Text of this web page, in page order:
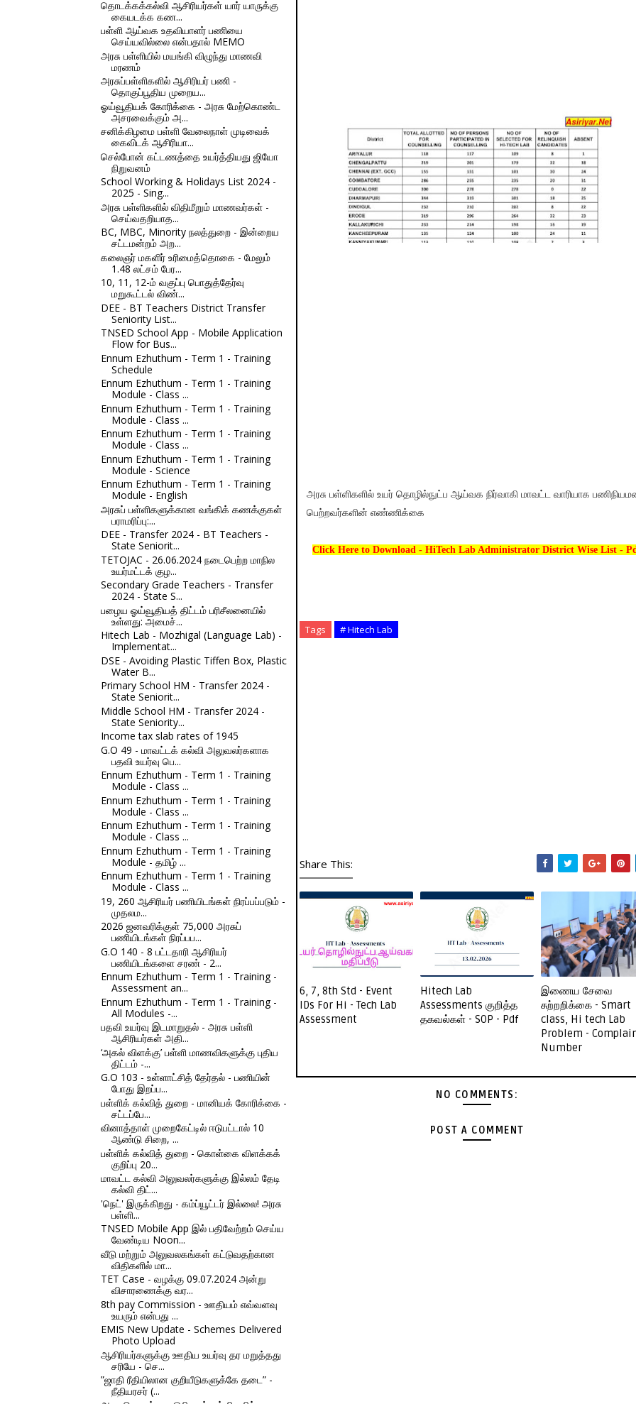
தொடக்கக்கல்வி ஆசிரியர்கள் யார் யாருக்கு
கையடக்க கண...
பள்ளி ஆய்வக உதவியாளர் பணியை
செய்யவில்லை என்பதால் MEMO
அரசு பள்ளியில் மயங்கி விழுந்து மாணவி
மரணம்
அரசுப்பள்ளிகளில் ஆசிரியர் பணி -
தொகுப்பூதிய முறைய...
ஓய்வூதியக் கோரிக்கை - அரசு மேற்கொண்ட
அசரவைக்கும் அ...
சனிக்கிழமை பள்ளி வேலைநாள் முடிவைக்
கைவிடக் ஆசிரியா...
செல்போன் கட்டணத்தை உயர்த்தியது ஜியோ
நிறுவனம்
School Working & Holidays List 2024 -
2025 - Sing...
அரசு பள்ளிகளில் விதிமீறும் மாணவர்கள் -
செய்வதறியாத...
BC, MBC, Minority நலத்துறை - இன்றைய
சட்டமன்றம் அற...
கலைஞர் மகளிர் உரிமைத்தொகை - மேலும்
1.48 லட்சம் பேர...
10, 11, 12-ம் வகுப்பு பொதுத்தேர்வு
மறுகூட்டல் விண்...
DEE - BT Teachers District Transfer
Seniority List...
TNSED School App - Mobile Application
Flow for Bus...
Ennum Ezhuthum - Term 1 - Training
Schedule
Ennum Ezhuthum - Term 1 - Training
Module - Class ...
Ennum Ezhuthum - Term 1 - Training
Module - Class ...
Ennum Ezhuthum - Term 1 - Training
Module - Class ...
Ennum Ezhuthum - Term 1 - Training
Module - Science
Ennum Ezhuthum - Term 1 - Training
Module - English
அரசுப் பள்ளிகளுக்கான வங்கிக் கணக்குகள்
பராமரிப்பு:...
DEE - Transfer 2024 - BT Teachers -
State Seniorit...
TETOJAC - 26.06.2024 நடைபெற்ற மாநில
உயர்மட்டக் குழ...
Secondary Grade Teachers - Transfer
2024 - State S...
பழைய ஓய்வூதியத் திட்டம் பரிசீலனையில்
உள்ளது: அமைச்...
Hitech Lab - Mozhigal (Language Lab) -
Implementat...
DSE - Avoiding Plastic Tiffen Box, Plastic
Water B...
Primary School HM - Transfer 2024 -
State Seniorit...
Middle School HM - Transfer 2024 -
State Seniority...
Income tax slab rates of 1945
G.O 49 - மாவட்டக் கல்வி அலுவலர்களாக
பதவி உயர்வு பெ...
Ennum Ezhuthum - Term 1 - Training
Module - Class ...
Ennum Ezhuthum - Term 1 - Training
Module - Class ...
Ennum Ezhuthum - Term 1 - Training
Module - Class ...
Ennum Ezhuthum - Term 1 - Training
Module - தமிழ் ...
Ennum Ezhuthum - Term 1 - Training
Module - Class ...
19, 260 ஆசிரியர் பணியிடங்கள் நிரப்பப்படும் -
முதலம...
2026 ஜனவரிக்குள் 75,000 அரசுப்
பணியிடங்கள் நிரப்பப...
G.O 140 - 8 பட்டதாரி ஆசிரியர்
பணியிடங்களை சரண் - 2...
Ennum Ezhuthum - Term 1 - Training -
Assessment an...
Ennum Ezhuthum - Term 1 - Training -
All Modules -...
பதவி உயர்வு இடமாறுதல் - அரசு பள்ளி
ஆசிரியர்கள் அதி...
‘அகல் விளக்கு’ பள்ளி மாணவிகளுக்கு புதிய
திட்டம் -...
G.O 103 - உள்ளாட்சித் தேர்தல் - பணியின்
போது இறப்ப...
பள்ளிக் கல்வித் துறை - மானியக் கோரிக்கை -
சட்டப்பே...
வினாத்தாள் முறைகேட்டில் ஈடுபட்டால் 10
ஆண்டு சிறை, ...
பள்ளிக் கல்வித் துறை - கொள்கை விளக்கக்
குறிப்பு 20...
மாவட்ட கல்வி அலுவலர்களுக்கு இல்லம் தேடி
கல்வி திட்...
'நெட்' இருக்கிறது - கம்ப்யூட்டர் இல்லை! அரசு
பள்ளி...
TNSED Mobile App இல் பதிவேற்றம் செய்ய
வேண்டிய Noon...
வீடு மற்றும் அலுவலகங்கள் கட்டுவதற்கான
விதிகளில் மா...
TET Case - வழக்கு 09.07.2024 அன்று
விசாரணைக்கு வர...
8th pay Commission - ஊதியம் எவ்வளவு
உயரும் என்பது ...
EMIS New Update - Schemes Delivered
Photo Upload
ஆசிரியர்களுக்கு ஊதிய உயர்வு தர மறுத்தது
சரியே - செ...
”ஜாதி ரீதியிலான குறியீடுகளுக்கே தடை” -
நீதியரசர் (...
அரசு பள்ளிகளில் உயர் தொழில்நுட்ப ஆய்வக நிர்வாகி மாவட்ட வாரியாக
பெற்றவர்களின் எண்ணிக்கை
Click Here to Download - HiTech Lab Administrator District Wise List -
Tags # Hitech Lab
Share This:
6, 7, 8th Std - Event
IDs For Hi - Tech Lab
Assessment
Hitech Lab
Assessments குறித்த
தகவல்கள் - SOP - Pdf
இணைய சேவை
சுற்றறிக்கை - Smart
class, Hi tech Lab
Problem -
Number
NO COMMENTS:
POST A COMMENT